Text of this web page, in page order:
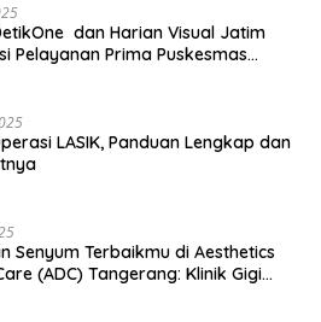
dan Harian Visual Jatim
Pelayanan Prima Puskesmas
LASIK, Panduan Lengkap dan
Senyum Terbaikmu di Aesthetics
(ADC) Tangerang: Klinik Gigi